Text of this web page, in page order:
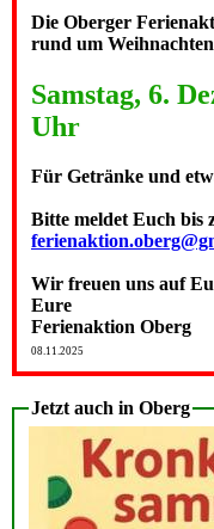
Die Oberger
rund um
Samstag, 6.
Uhr
Für Getränke und
Bitte meldet Euch bis
Wir freuen uns auf
Eure
Ferienaktion Oberg
08.11.2025
Jetzt auch in Oberg